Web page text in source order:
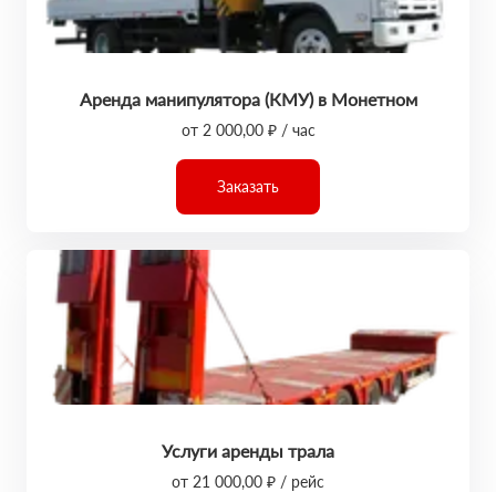
Аренда манипулятора (КМУ) в Монетном
от 2 000,00 ₽ / час
Заказать
Услуги аренды трала
от 21 000,00 ₽ / рейс